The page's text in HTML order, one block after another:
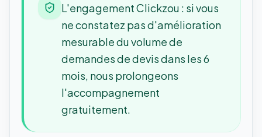
L'engagement Clickzou : si vous
ne constatez pas d'amélioration
mesurable du volume de
demandes de devis dans les 6
mois, nous prolongeons
l'accompagnement
gratuitement.